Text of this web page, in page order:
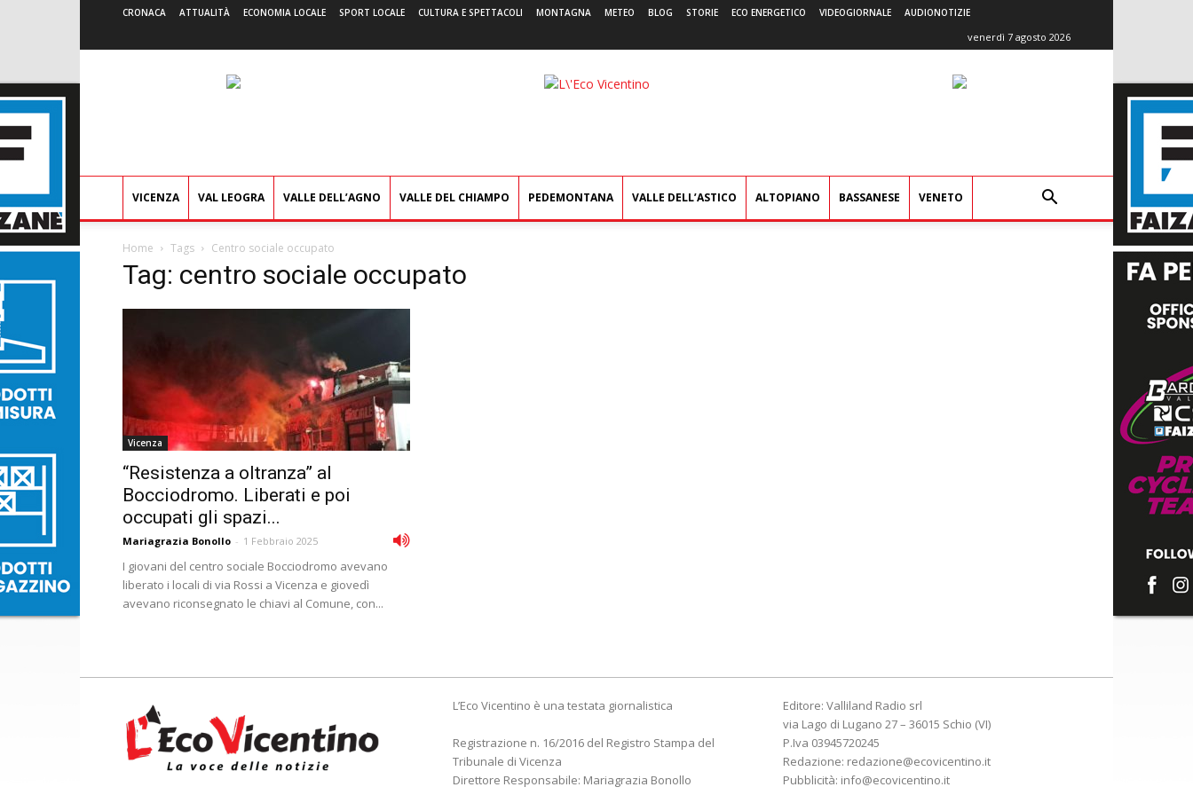
CRONACA ATTUALITÀ ECONOMIA LOCALE SPORT LOCALE CULTURA E SPETTACOLI MONTAGNA METEO BLOG STORIE ECO ENERGETICO VIDEOGIORNALE AUDIONOTIZIE
venerdì 7 agosto 2026
L'Eco
VICENZA VAL LEOGRA VALLE DELL’AGNO VALLE DEL CHIAMPO PEDEMONTANA VALLE DELL’ASTICO ALTOPIANO BASSANESE VENETO
Home Tags Centro sociale occupato
Tag: centro sociale occupato
Vicenza
“Resistenza a oltranza” al
Bocciodromo. Liberati e poi
occupati gli spazi...
Mariagrazia Bonollo - 1 Febbraio 2025
I giovani del centro sociale Bocciodromo avevano
liberato i locali di via Rossi a Vicenza e giovedì
avevano riconsegnato le chiavi al Comune, con...
L’Eco Vicentino è una testata giornalistica
Registrazione n. 16/2016 del Registro Stampa del
Tribunale di Vicenza
Direttore Responsabile: Mariagrazia Bonollo
Editore: Valliland Radio srl
via Lago di Lugano 27 – 36015 Schio (VI)
P.Iva 03945720245
Redazione: redazione@ecovicentino.it
Pubblicità: info@ecovicentino.it